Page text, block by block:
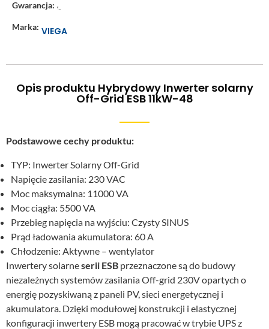
Gwarancja: ‘-
Marka: VIEGA
Opis produktu Hybrydowy Inwerter solarny
Off-Grid ESB 11kW-48
Podstawowe cechy produktu:
TYP: Inwerter Solarny Off-Grid
Napięcie zasilania: 230 VAC
Moc maksymalna: 11000 VA
Moc ciągła: 5500 VA
Przebieg napięcia na wyjściu: Czysty SINUS
Prąd ładowania akumulatora: 60 A
Chłodzenie: Aktywne – wentylator
Inwertery solarneserii ESB przeznaczone są do budowy
niezależnych systemów zasilania Off-grid 230V opartych o
energię pozyskiwaną z paneli PV, sieci energetycznej i
akumulatora. Dzięki modułowej konstrukcji i elastycznej
konfiguracji inwertery ESB mogą pracować w trybie UPS z